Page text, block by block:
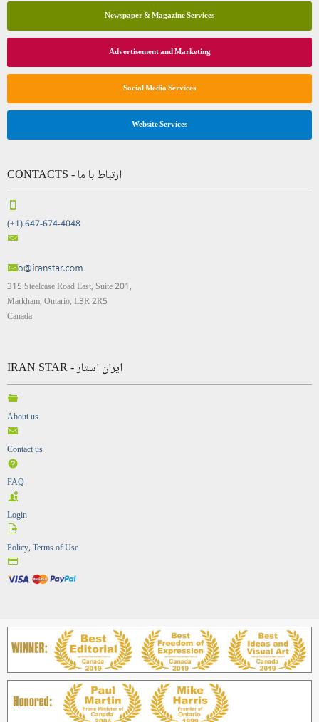
Newspaper & Magazine Services
Advertisement and Marketing
Social Media Services
Website Services
CONTACTS - ارتباط با ما
(+1) 647-674-4048
315 Steelcase Road East, Suite 201,
Markham, Ontario, L3R 2R5
Canada
IRAN STAR - ایران استار
About us
Contact us
FAQ
Login
Policy, Terms of Use